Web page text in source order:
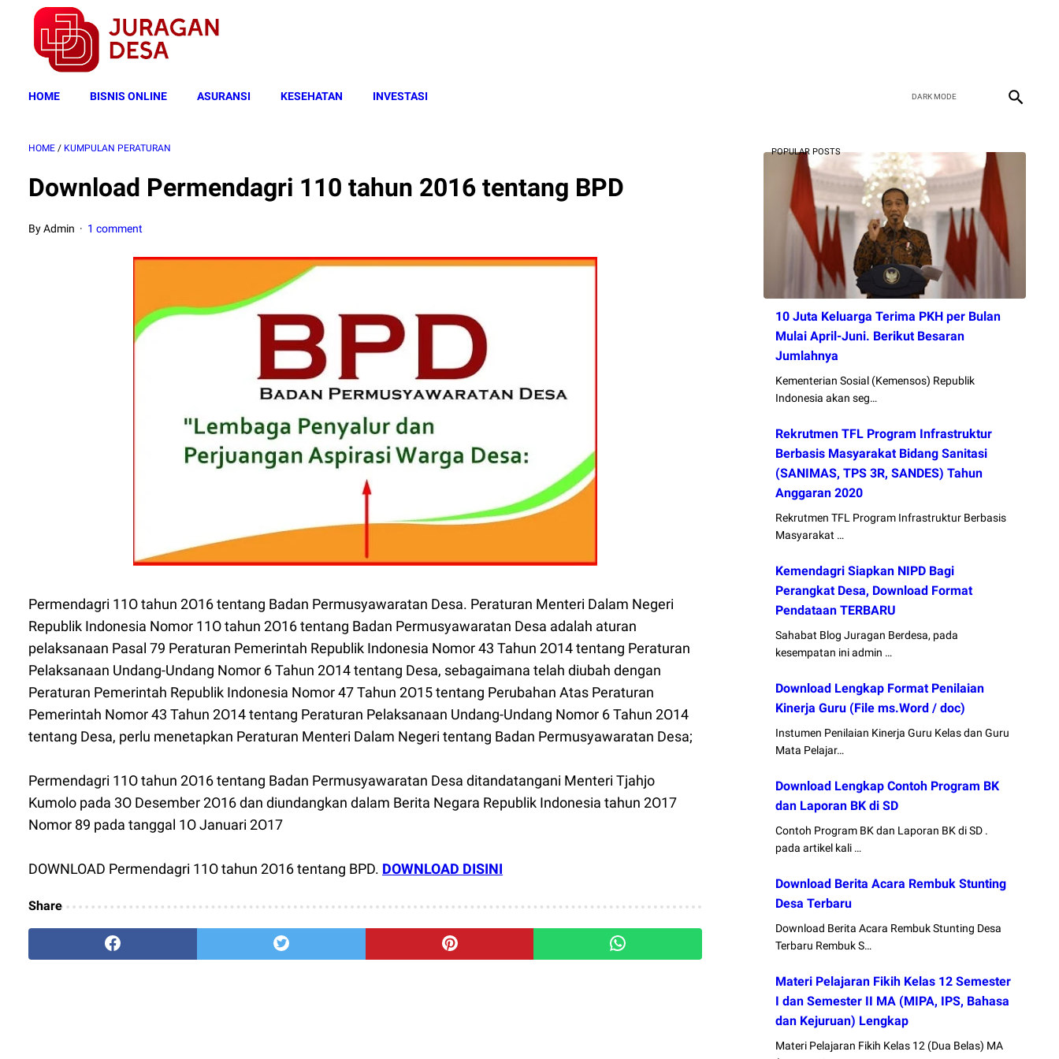
HOME BISNIS ONLINE ASURANSI KESEHATAN INVESTASI
HOME / KUMPULAN PERATURAN
Download Permendagri 110 tahun 2016 tentang BPD
By Admin 1 comment
Permendagri 11O tahun 2O16 tentang Badan Permusyawaratan Desa. Peraturan Menteri Dalam Negeri
Republik Indonesia Nomor 11O tahun 2O16 tentang Badan Permusyawaratan Desa adalah aturan
pelaksanaan Pasal 79 Peraturan Pemerintah Republik Indonesia Nomor 43 Tahun 2O14 tentang Peraturan
Pelaksanaan Undang-Undang Nomor 6 Tahun 2O14 tentang Desa, sebagaimana telah diubah dengan
Peraturan Pemerintah Republik Indonesia Nomor 47 Tahun 2O15 tentang Perubahan Atas Peraturan
Pemerintah Nomor 43 Tahun 2O14 tentang Peraturan Pelaksanaan Undang-Undang Nomor 6 Tahun 2O14
tentang Desa, perlu menetapkan Peraturan Menteri Dalam Negeri tentang Badan Permusyawaratan Desa;
Permendagri 11O tahun 2O16 tentang Badan Permusyawaratan Desa ditandatangani Menteri Tjahjo
Kumolo pada 3O Desember 2O16 dan diundangkan dalam Berita Negara Republik Indonesia tahun 2O17
Nomor 89 pada tanggal 1O Januari 2O17
DOWNLOAD Permendagri 11O tahun 2O16 tentang BPD. DOWNLOAD DISINI
Share
POPULAR POSTS
10 Juta Keluarga Terima PKH per Bulan
Mulai April-Juni. Berikut Besaran
Jumlahnya
Kementerian Sosial (Kemensos) Republik
Indonesia akan seg…
Rekrutmen TFL Program Infrastruktur
Berbasis Masyarakat Bidang Sanitasi
(SANIMAS, TPS 3R, SANDES) Tahun
Anggaran 2020
Rekrutmen TFL Program Infrastruktur Berbasis
Masyarakat …
Kemendagri Siapkan NIPD Bagi
Perangkat Desa, Download Format
Pendataan TERBARU
Sahabat Blog Juragan Berdesa, pada
kesempatan ini admin …
Download Lengkap Format Penilaian
Kinerja Guru (File ms.Word / doc)
Instumen Penilaian Kinerja Guru Kelas dan Guru
Mata Pelajar…
Download Lengkap Contoh Program BK
dan Laporan BK di SD
Contoh Program BK dan Laporan BK di SD .
pada artikel kali …
Download Berita Acara Rembuk Stunting
Desa Terbaru
Download Berita Acara Rembuk Stunting Desa
Terbaru Rembuk S…
Materi Pelajaran Fikih Kelas 12 Semester
I dan Semester II MA (MIPA, IPS, Bahasa
dan Kejuruan) Lengkap
Materi Pelajaran Fikih Kelas 12 (Dua Belas) MA